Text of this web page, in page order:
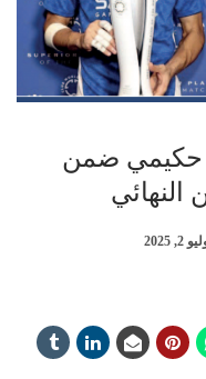
و حكيمي ضمن
النهائي
2, 2025